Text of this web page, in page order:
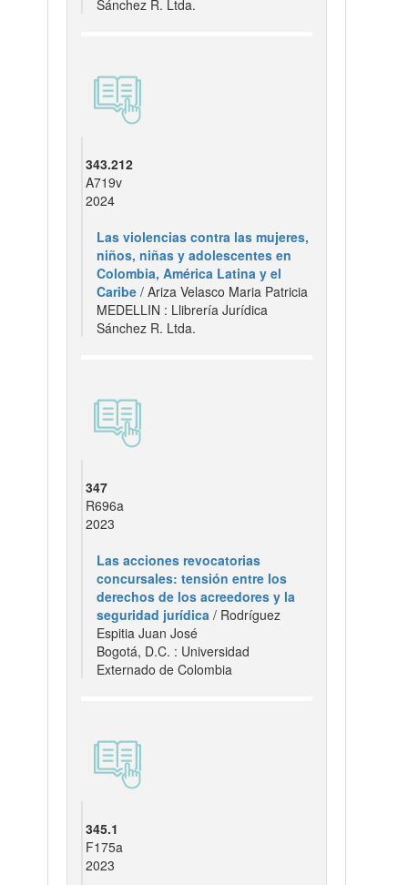
Sánchez R. Ltda.
343.212
A719v
2024
Las violencias contra las mujeres,
niños, niñas y adolescentes en
Colombia, América Latina y el
Caribe / Ariza Velasco Maria Patricia
MEDELLIN : Llibrería Jurídica
Sánchez R. Ltda.
347
R696a
2023
Las acciones revocatorias
concursales: tensión entre los
derechos de los acreedores y la
seguridad jurídica / Rodríguez
Espitia Juan José
Bogotá, D.C. : Universidad
Externado de Colombia
345.1
F175a
2023